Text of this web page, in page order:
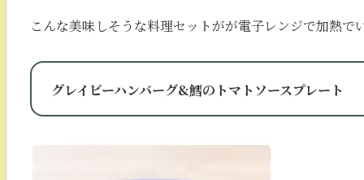
こんな美味しそうな料理セットがが電子レンジで加熱で
グレイビーハンバーグ&鱈のトマトソースプレート